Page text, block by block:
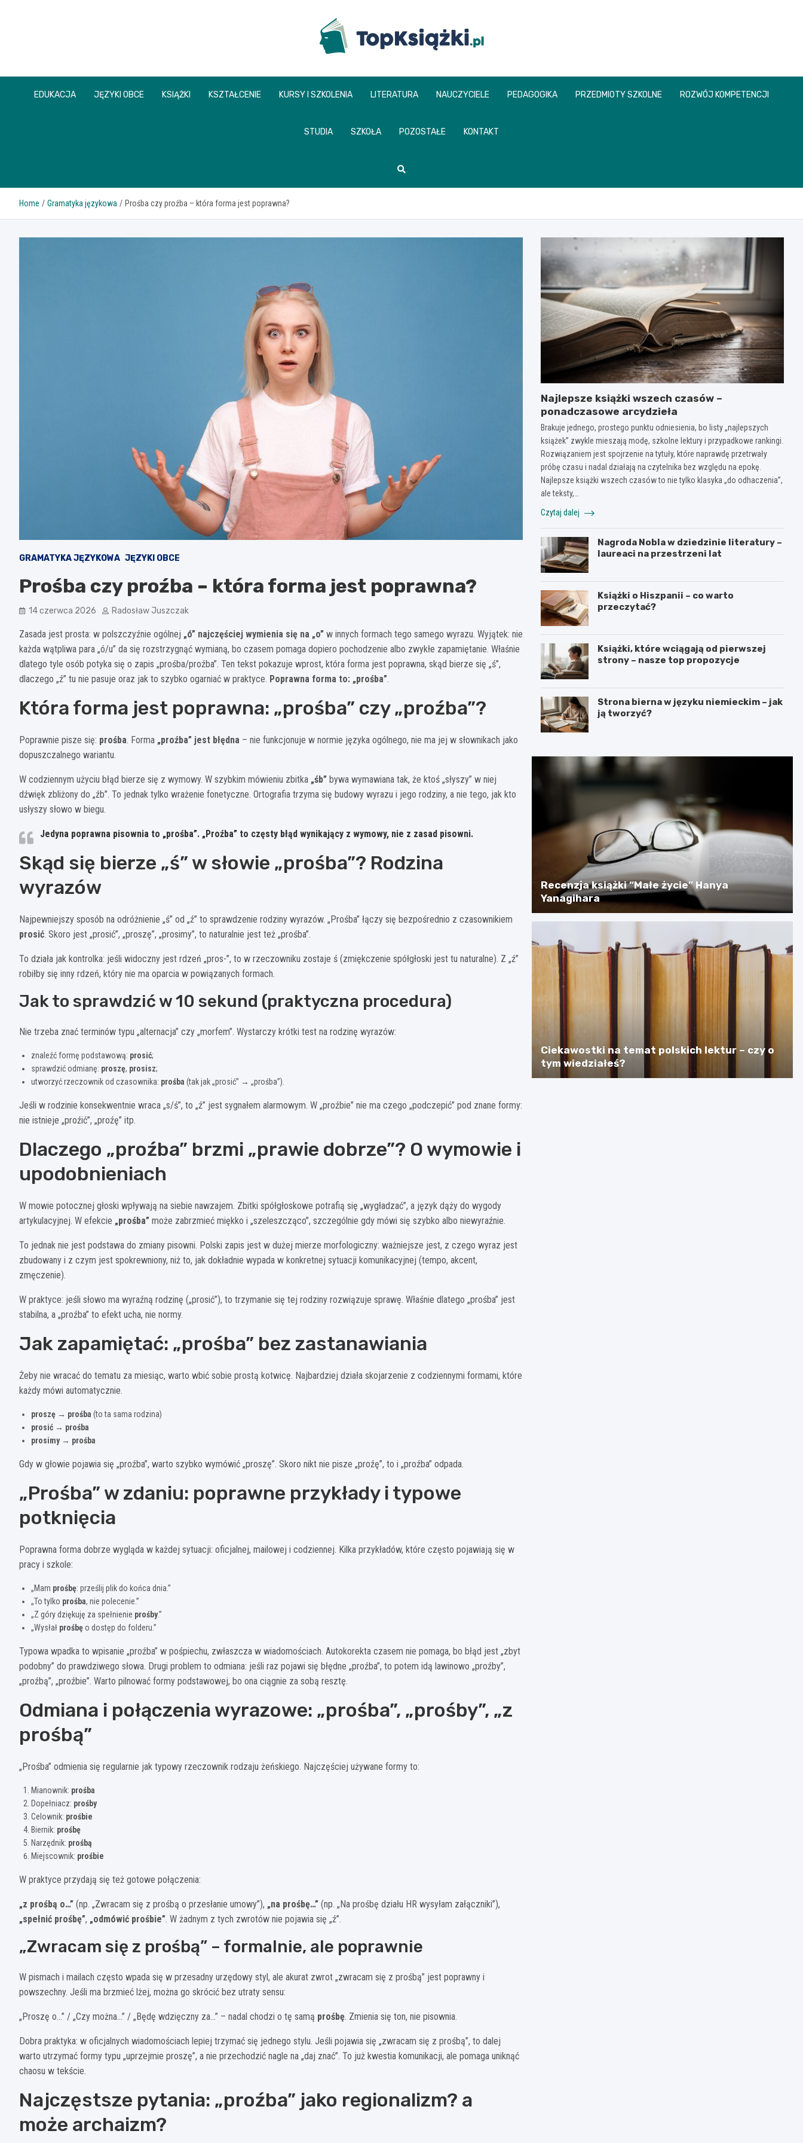
www.topksiazki.pl
EDUKACJA JĘZYKI OBCE KSIĄŻKI KSZTAŁCENIE KURSY I SZKOLENIA LITERATURA NAUCZYCIELE PEDAGOGIKA PRZEDMIOTY SZKOLNE ROZWÓJ KOMPETENCJI
STUDIA SZKOŁA POZOSTAŁE KONTAKT
Home Gramatyka językowa Prośba czy proźba – która forma jest poprawna?
GRAMATYKA JĘZYKOWA JĘZYKI OBCE
Prośba czy proźba – która forma jest poprawna?
14 czerwca 2026 Radosław Juszczak
Zasada jest prosta: w polszczyźnie ogólnej „ó” najczęściej wymienia się na „o” w innych formach tego samego wyrazu. Wyjątek: nie
każda wątpliwa para „ó/u” da się rozstrzygnąć wymianą, bo czasem pomaga dopiero pochodzenie albo zwykłe zapamiętanie. Właśnie
dlatego tyle osób potyka się o zapis „prośba/proźba”. Ten tekst pokazuje wprost, która forma jest poprawna, skąd bierze się „ś”,
dlaczego „ź” tu nie pasuje oraz jak to szybko ogarniać w praktyce. Poprawna forma to: „prośba”.
Która forma jest poprawna: „prośba” czy „proźba”?
Poprawnie pisze się: prośba. Forma „proźba” jest błędna – nie funkcjonuje w normie języka ogólnego, nie ma jej w słownikach jako
dopuszczalnego wariantu.
W codziennym użyciu błąd bierze się z wymowy. W szybkim mówieniu zbitka „śb” bywa wymawiana tak, że ktoś „słyszy” w niej
dźwięk zbliżony do „źb”. To jednak tylko wrażenie fonetyczne. Ortografia trzyma się budowy wyrazu i jego rodziny, a nie tego, jak kto
usłyszy słowo w biegu.
Jedyna poprawna pisownia to „prośba”. „Proźba” to częsty błąd wynikający z wymowy, nie z zasad pisowni.
Skąd się bierze „ś” w słowie „prośba”? Rodzina
wyrazów
Najpewniejszy sposób na odróżnienie „ś” od „ź” to sprawdzenie rodziny wyrazów. „Prośba” łączy się bezpośrednio z czasownikiem
prosić. Skoro jest „prosić”, „proszę”, „prosimy”, to naturalnie jest też „prośba”.
To działa jak kontrolka: jeśli widoczny jest rdzeń „pros-”, to w rzeczowniku zostaje ś (zmiękczenie spółgłoski jest tu naturalne). Z „ź”
robiłby się inny rdzeń, który nie ma oparcia w powiązanych formach.
Jak to sprawdzić w 10 sekund (praktyczna procedura)
Nie trzeba znać terminów typu „alternacja” czy „morfem”. Wystarczy krótki test na rodzinę wyrazów:
znaleźć formę podstawową: prosić;
sprawdzić odmianę: proszę, prosisz;
utworzyć rzeczownik od czasownika: prośba (tak jak „prosić” → „prośba”).
Jeśli w rodzinie konsekwentnie wraca „s/ś”, to „ź” jest sygnałem alarmowym. W „proźbie” nie ma czego „podczepić” pod znane formy:
nie istnieje „proźić”, „proźę” itp.
Dlaczego „proźba” brzmi „prawie dobrze”? O wymowie i
upodobnieniach
W mowie potocznej głoski wpływają na siebie nawzajem. Zbitki spółgłoskowe potrafią się „wygładzać”, a język dąży do wygody
artykulacyjnej. W efekcie „prośba” może zabrzmieć miękko i „szeleszcząco”, szczególnie gdy mówi się szybko albo niewyraźnie.
To jednak nie jest podstawa do zmiany pisowni. Polski zapis jest w dużej mierze morfologiczny: ważniejsze jest, z czego wyraz jest
zbudowany i z czym jest spokrewniony, niż to, jak dokładnie wypada w konkretnej sytuacji komunikacyjnej (tempo, akcent,
zmęczenie).
W praktyce: jeśli słowo ma wyraźną rodzinę („prosić”), to trzymanie się tej rodziny rozwiązuje sprawę. Właśnie dlatego „prośba” jest
stabilna, a „proźba” to efekt ucha, nie normy.
Jak zapamiętać: „prośba” bez zastanawiania
Żeby nie wracać do tematu za miesiąc, warto wbić sobie prostą kotwicę. Najbardziej działa skojarzenie z codziennymi formami, które
każdy mówi automatycznie.
proszę → prośba (to ta sama rodzina)
prosić → prośba
prosimy→ prośba
Gdy w głowie pojawia się „proźba”, warto szybko wymówić „proszę”. Skoro nikt nie pisze „proźę”, to i „proźba” odpada.
„Prośba” w zdaniu: poprawne przykłady i typowe
potknięcia
Poprawna forma dobrze wygląda w każdej sytuacji: oficjalnej, mailowej i codziennej. Kilka przykładów, które często pojawiają się w
pracy i szkole:
„Mam prośbę: prześlij plik do końca dnia.”
„To tylko prośba, nie polecenie.”
„Z góry dziękuję za spełnienie prośby.”
„Wysłał prośbęo dostęp do folderu.”
Typowa wpadka to wpisanie „proźba” w pośpiechu, zwłaszcza w wiadomościach. Autokorekta czasem nie pomaga, bo błąd jest „zbyt
podobny” do prawdziwego słowa. Drugi problem to odmiana: jeśli raz pojawi się błędne „proźba”, to potem idą lawinowo „proźby”,
„proźbą”, „proźbie”. Warto pilnować formy podstawowej, bo ona ciągnie za sobą resztę.
Odmiana i połączenia wyrazowe: „prośba”, „prośby”, „z
prośbą”
„Prośba” odmienia się regularnie jak typowy rzeczownik rodzaju żeńskiego. Najczęściej używane formy to:
Mianownik: prośba
Dopełniacz: prośby
Celownik: prośbie
Biernik: prośbę
Narzędnik: prośbą
Miejscownik: prośbie
W praktyce przydają się też gotowe połączenia:
„z prośbą o…” (np. „Zwracam się z prośbą o przesłanie umowy”), „na prośbę…” (np. „Na prośbę działu HR wysyłam załączniki”),
„spełnić prośbę”, „odmówić prośbie”. W żadnym z tych zwrotów nie pojawia się „ź”.
„Zwracam się z prośbą” – formalnie, ale poprawnie
W pismach i mailach często wpada się w przesadny urzędowy styl, ale akurat zwrot „zwracam się z prośbą” jest poprawny i
powszechny. Jeśli ma brzmieć lżej, można go skrócić bez utraty sensu:
„Proszę o…” / „Czy można…” / „Będę wdzięczny za…” – nadal chodzi o tę samą prośbę. Zmienia się ton, nie pisownia.
Dobra praktyka: w oficjalnych wiadomościach lepiej trzymać się jednego stylu. Jeśli pojawia się „zwracam się z prośbą”, to dalej
warto utrzymać formy typu „uprzejmie proszę”, a nie przechodzić nagle na „daj znać”. To już kwestia komunikacji, ale pomaga uniknąć
chaosu w tekście.
Najczęstsze pytania: „proźba” jako regionalizm? a
może archaizm?
Najlepsze książki wszech czasów –
ponadczasowe arcydzieła
Brakuje jednego, prostego punktu odniesienia, bo listy „najlepszych
książek” zwykle mieszają modę, szkolne lektury i przypadkowe rankingi.
Rozwiązaniem jest spojrzenie na tytuły, które naprawdę przetrwały
próbę czasu i nadal działają na czytelnika bez względu na epokę.
Najlepsze książki wszech czasów to nie tylko klasyka „do odhaczenia”,
ale teksty,…
Czytaj dalej
Nagroda Nobla w dziedzinie literatury –
laureaci na przestrzeni lat
Książki o Hiszpanii – co warto
przeczytać?
Książki, które wciągają od pierwszej
strony – nasze top propozycje
Strona bierna w języku niemieckim – jak
ją tworzyć?
Recenzja książki “Małe życie” Hanya
Yanagihara
Ciekawostki na temat polskich lektur – czy o
tym wiedziałeś?